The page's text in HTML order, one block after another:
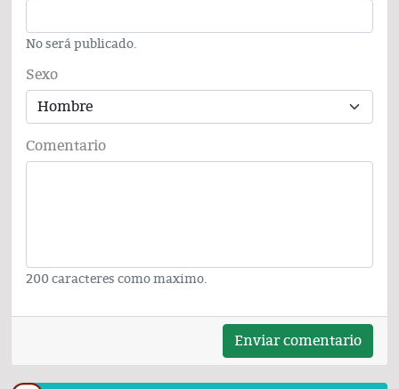
No será publicado.
Sexo
Comentario
200 caracteres como maximo.
Enviar comentario